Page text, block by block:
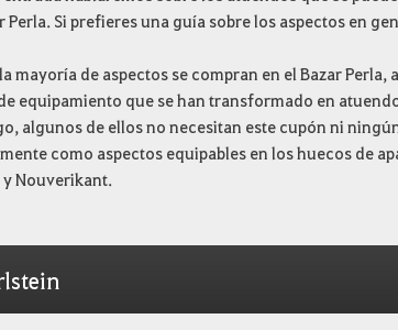
Perla. Si prefieres una guía sobre los aspectos en
mayoría de aspectos se compran en el Bazar
equipamiento que se han transformado en
algunos de ellos no necesitan este cupón ni
como aspectos equipables en los huecos de
y Nouverikant.